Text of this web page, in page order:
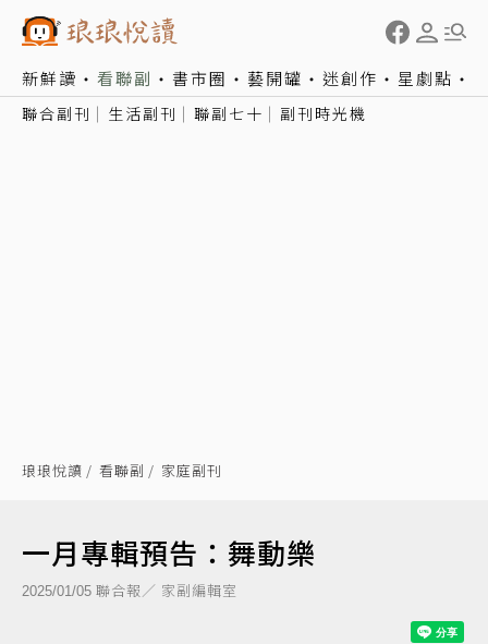
新鮮讀 看聯副 書市圈 藝開罐 迷創作 星劇點
聯合副刊 生活副刊 聯副七十 副刊時光機
琅琅悅讀 看聯副 家庭副刊
一月專輯預告：舞動樂
2025/01/05 聯合報／ 家副編輯室